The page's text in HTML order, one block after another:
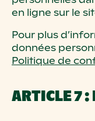
en ligne sur le
Pour plus
données
Politique de
ARTICLE 7